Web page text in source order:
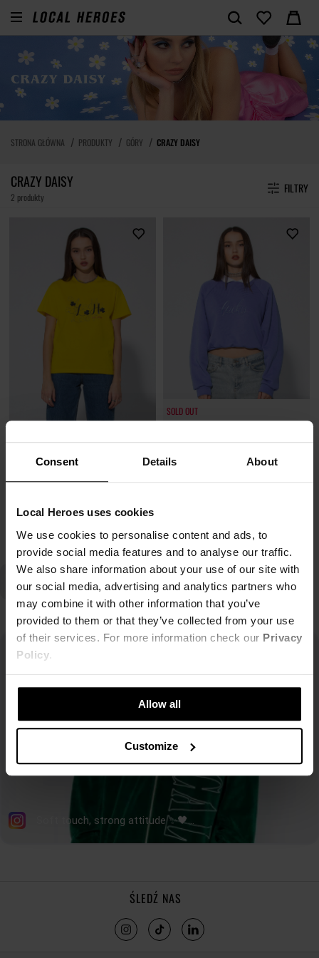
Consent Details About
Local Heroes uses cookies
We use cookies to personalise content and ads, to
provide social media features and to analyse our traffic.
We also share information about your use of our site with
our social media, advertising and analytics partners who
may combine it with other information that you’ve
provided to them or that they’ve collected from your use
of their services. For more information check our Privacy
Policy.
Allow all
Customize
STRONA GŁÓWNA PRODUKTY GÓRY CRAZY DAISY
CRAZY DAISY
2 produkty
FILTRY
149,00 zł -81%
29,80 zł
SOLD OUT
259,00 zł
ŚLEDŹ NAS